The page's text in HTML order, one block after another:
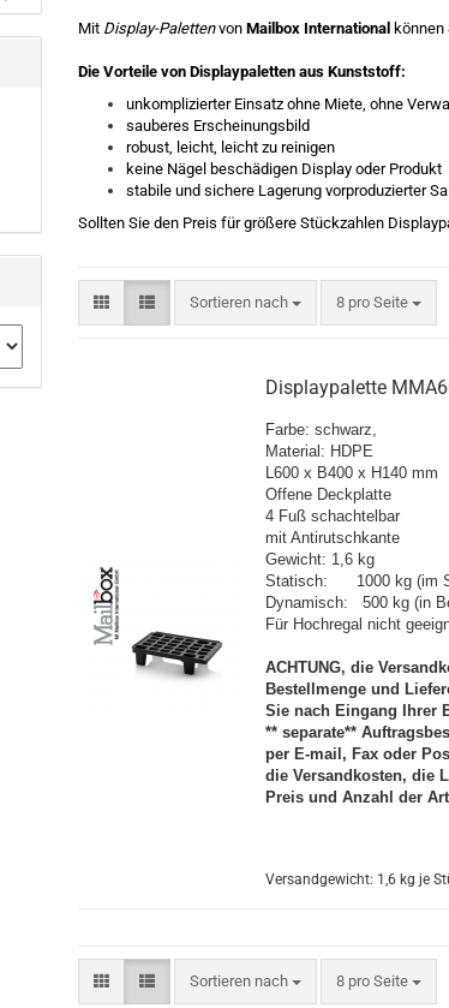
Mit Display-Palettenvon Mailbox International
Die Vorteile von Displaypaletten aus Kunststoff:
unkomplizierter Einsatz ohne Miete, ohne
sauberes Erscheinungsbild
robust, leicht, leicht zu reinigen
keine Nägel beschädigen Display oder Produkt
stabile und sichere Lagerung vorproduzierter
Sollten Sie den Preis für größere Stückzahlen
Sortieren nach
Sortieren nach 8 pro Seite
pro Seite
Displaypalette
Farbe: schwarz,
Material: HDPE
L600 x B400 x H140 mm
Offene Deckplatte
4 Fuß schachtelbar
mit Antirutschkante
Gewicht: 1,6 kg
Statisch: 1000 kg (im
Dynamisch: 500 kg (in
Für Hochregal nicht
ACHTUNG, die
Bestellmenge und
Sie nach Eingang Ihrer
** separate**
per E-mail, Fax oder
die Versandkosten, die
Preis und Anzahl der
Versandgewicht: 1,6 kg je
Sortieren nach
Sortieren nach 8 pro Seite
pro Seite